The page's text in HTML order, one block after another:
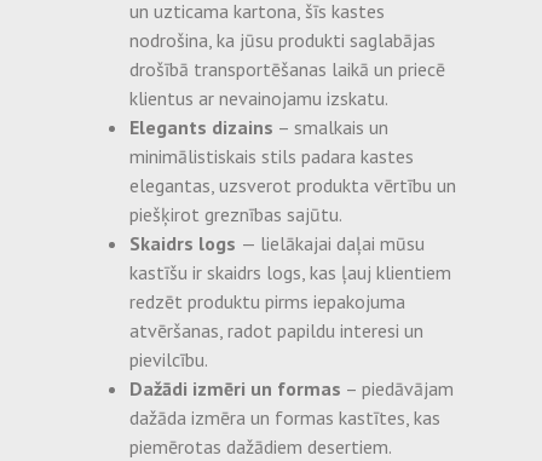
un uzticama kartona, šīs kastes
nodrošina, ka jūsu produkti saglabājas
drošībā transportēšanas laikā un priecē
klientus ar nevainojamu izskatu.
Elegants dizains – smalkais un
minimālistiskais stils padara kastes
elegantas, uzsverot produkta vērtību un
piešķirot greznības sajūtu.
Skaidrs logs — lielākajai daļai mūsu
kastīšu ir skaidrs logs, kas ļauj klientiem
redzēt produktu pirms iepakojuma
atvēršanas, radot papildu interesi un
pievilcību.
Dažādi izmēri un formas – piedāvājam
dažāda izmēra un formas kastītes, kas
piemērotas dažādiem desertiem.